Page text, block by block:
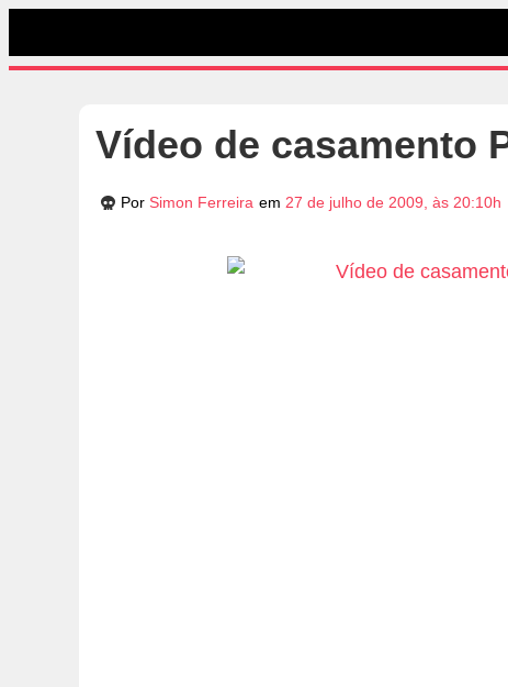
Vídeo de casamento
Por Simon Ferreira em 27 de julho de 2009, às 20:10h